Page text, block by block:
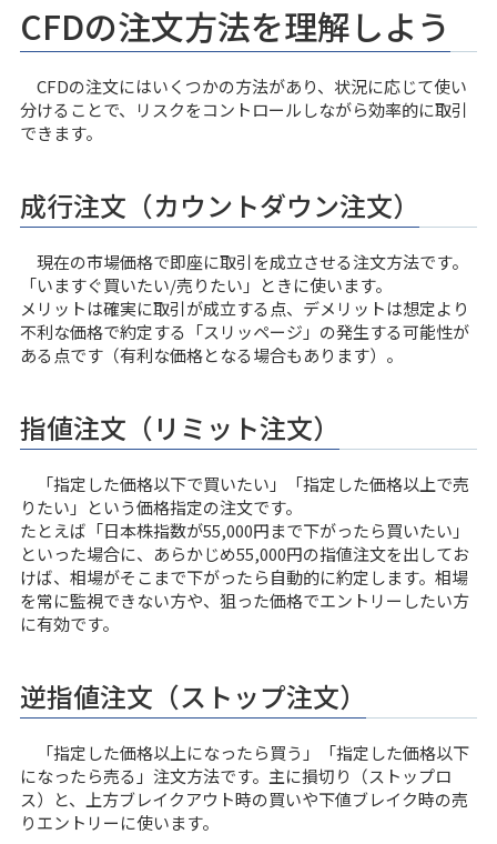
CFDの注文方法を理解しよう
CFDの注文にはいくつかの方法があり、状況に応じて使い
分けることで、リスクをコントロールしながら効率的に取引
できます。
成行注文（カウントダウン注文）
現在の市場価格で即座に取引を成立させる注文方法です。
「いますぐ買いたい/売りたい」ときに使います。
メリットは確実に取引が成立する点、デメリットは想定より
不利な価格で約定する「スリッページ」の発生する可能性が
ある点です（有利な価格となる場合もあります）。
指値注文（リミット注文）
「指定した価格以下で買いたい」「指定した価格以上で売
りたい」という価格指定の注文です。
たとえば「日本株指数が55,000円まで下がったら買いたい」
といった場合に、あらかじめ55,000円の指値注文を出してお
けば、相場がそこまで下がったら自動的に約定します。相場
を常に監視できない方や、狙った価格でエントリーしたい方
に有効です。
逆指値注文（ストップ注文）
「指定した価格以上になったら買う」「指定した価格以下
になったら売る」注文方法です。主に損切り（ストップロ
ス）と、上方ブレイクアウト時の買いや下値ブレイク時の売
りエントリーに使います。